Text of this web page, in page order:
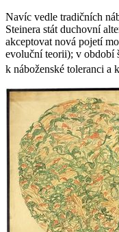
Navíc vedle tradičních
Steinera stát duchovní
akceptovat nová pojetí
evoluční teorii); v období
k náboženské toleranci a